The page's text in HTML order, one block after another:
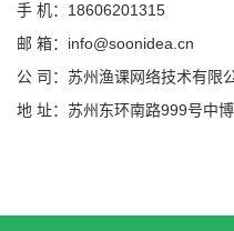
手 机：18606201315
邮 箱：info@soonidea.cn
公 司：苏州渔课网络技术有限
地 址：苏州东环南路999号中